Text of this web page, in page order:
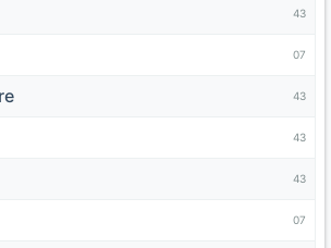
43
07
43
43
43
07